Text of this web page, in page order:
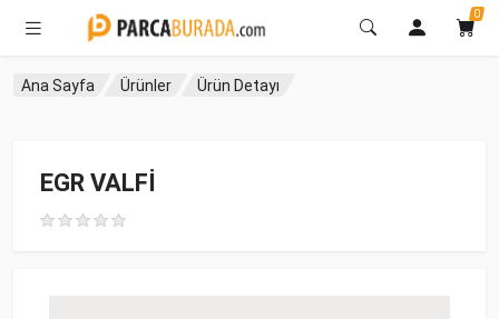
0
Ana Sayfa Ürünler Ürün Detayı
EGR VALFİ